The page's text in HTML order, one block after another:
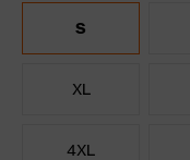
S
XL
4XL